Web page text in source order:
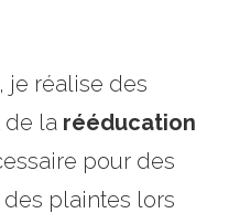
je réalise des
de la rééducation
pour des
plaintes lors